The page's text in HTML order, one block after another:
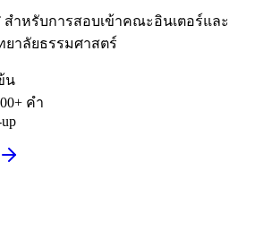
สำหรับการสอบเข้าคณะอินเตอร์และ
าลัยธรรมศาสตร์
น
คำ